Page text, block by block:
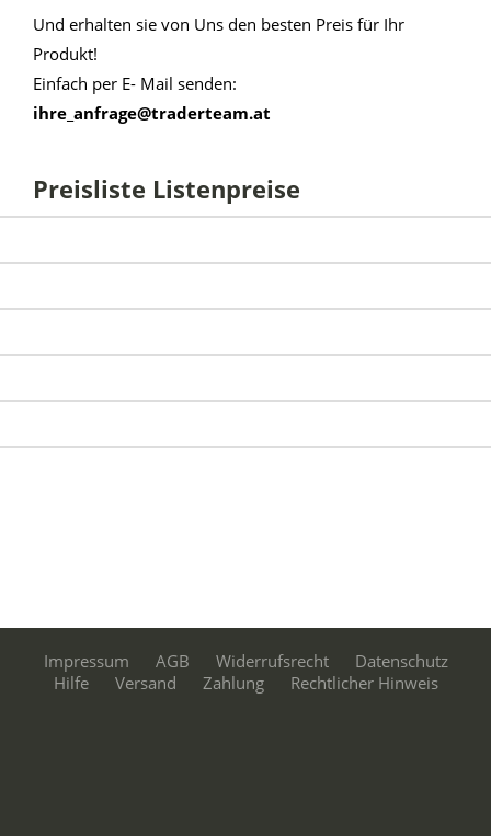
Und erhalten sie von Uns den besten Preis für Ihr
Produkt!
Einfach per E- Mail senden:
ihre_anfrage@traderteam.at
Preisliste Listenpreise
Impressum AGB Widerrufsrecht
Datenschutz
Hilfe
Versand Zahlung Rechtlicher Hinweis